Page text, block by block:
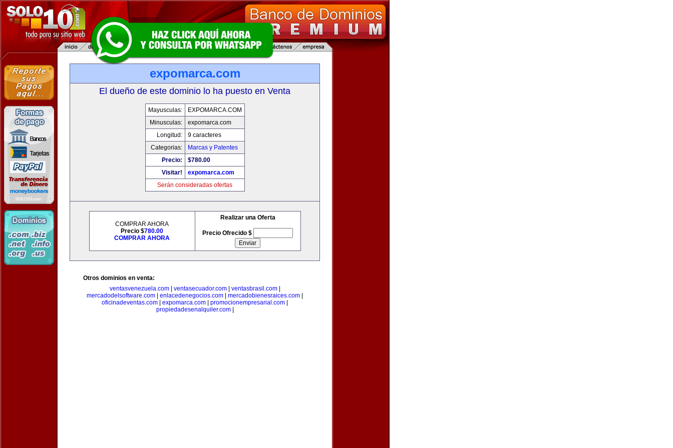
expomarca.com
El dueño de este dominio lo ha puesto en Venta
Mayusculas:
EXPOMARCA.COM
Minusculas:
expomarca.com
Longitud:
9 caracteres
Categorias:
Marcas y Patentes
Precio:
$780.00
Visitar!
expomarca.com
Serán consideradas ofertas
COMPRAR AHORA
Precio $780.00
COMPRAR AHORA
Realizar una Oferta
Precio Ofrecido $
Otros dominios en venta:
ventasvenezuela.com| ventasecuador.com| ventasbrasil.com|
mercadodelsoftware.com
enlacedenegocios.com mercadobienesraices.com
oficinadeventas.com
expomarca.com promocionempresarial.com
propiedadesenalquiler.com|